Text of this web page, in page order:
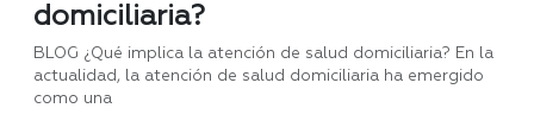
domiciliaria?
BLOG ¿Qué implica la atención de salud domiciliaria? En la
actualidad, la atención de salud domiciliaria ha emergido
como una